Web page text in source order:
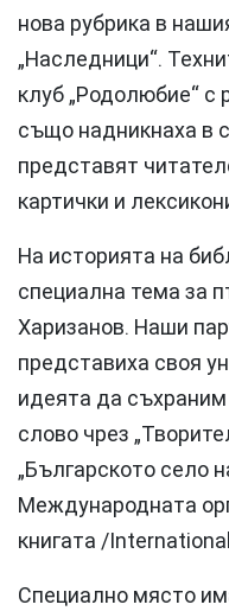
нова рубрика в
„Наследници“.
клуб „Родолюбие“
също надникнаха в
представят
картички и
На историята на
специална тема за
Харизанов. Наши
представиха своя
идеята да
слово чрез
„Българското село
Международната
книгата /
Специално място